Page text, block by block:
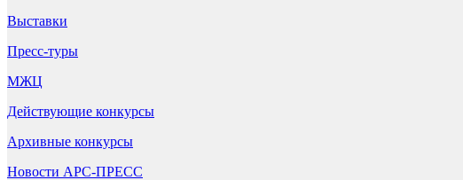
Выставки
Пресс-туры
МЖЦ
Действующие конкурсы
Архивные конкурсы
Новости АРС-ПРЕСС